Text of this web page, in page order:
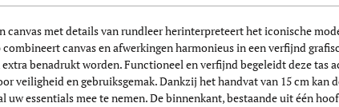
canvas met details van rundleer herinterpreteert het iconische
canvas en afwerkingen harmonieus in een verfijnd
benadrukt worden. Functioneel en verfijnd begeleidt deze tas
veiligheid en gebruiksgemak. Dankzij het handvat van 15 cm kan
essentials mee te nemen. De binnenkant, bestaande uit één